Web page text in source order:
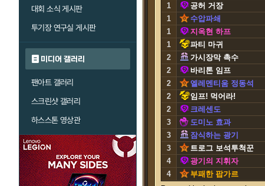
대회 소식 게시판
투기장 연구실 게시판
미디어 갤러리
팬아트 갤러리
스크린샷 갤러리
하스스톤 영상관
1
공허 거장
1
수압파쇄
1
지옥현 하프
1
파티 마귀
2
가시장막 촉수
2
바리톤 임프
2
엘레멘티움 정동석
2
임프! 먹어라!
2
크레센도
3
도미노 효과
3
잠식하는 광기
3
트로그 보석투척꾼
4
광기의 지휘자
4
부패한 팝가르